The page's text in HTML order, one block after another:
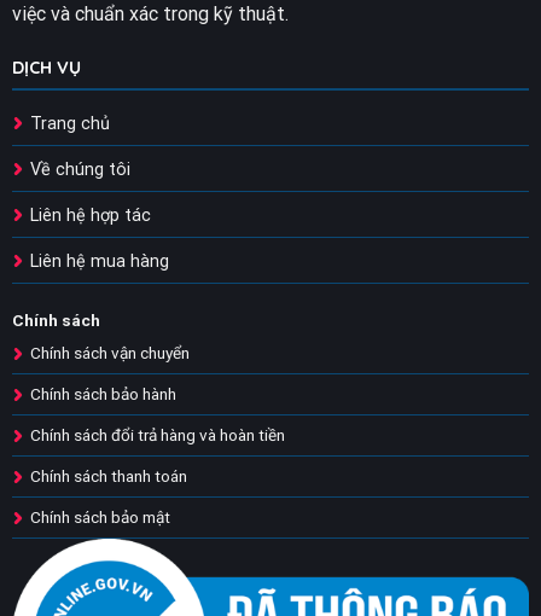
việc và chuẩn xác trong kỹ thuật.
DỊCH VỤ
Trang chủ
Về chúng tôi
Liên hệ hợp tác
Liên hệ mua hàng
Chính sách
Chính sách vận chuyển
Chính sách bảo hành
Chính sách đổi trả hàng và hoàn tiền
Chính sách thanh toán
Chính sách bảo mật